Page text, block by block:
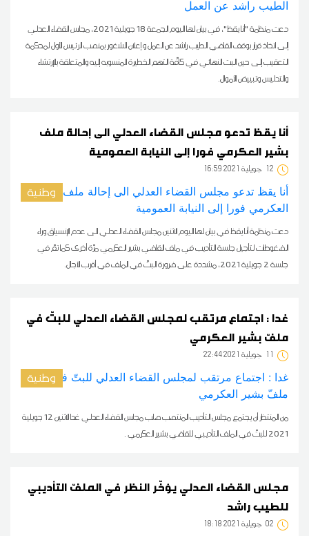
دعت منظمة "أنا يقظ"، في بيان لها اليوم الجمعة 18 جويلية 2021، مجلس القضاء العدلي
إلى اتخاذ قرار بوقف القاضي الطيب راشد عن العمل و إعلان الشغور بمنصب الرئيس الأول لمحكمة
التعقيب إلى حين البت النهائي في كافّة التهم الخطيرة المنسوبه إليه والمتعلقة بالإرتشاء
والتدليس وتبييض الأموال.
أنا يقظ تدعو مجلس القضاء العدلي الى إحالة ملف
بشير العكرمي فورا إلى النيابة العمومية
12 16:59 2021 جويلية
وطنية
دعت منظمة أنا يقظ في بيان لها اليوم الاثنين مجلس القضاء العدلي الى عدم الإنسياق وراء
الضغوطات لتأجيل جلسة التأديب في ملف القاضي بشير العكرمي مرّة أخرى كما تمّ في
جلسة 2 جويلية 2021، مشددة على ضرورة البتّ في الملف في أقرب الآجال.
غدا : اجتماع مرتقب لمجلس القضاء العدلي للبتّ في
ملفّ بشير العكرمي
11 22:44 2021 جويلية
وطنية
من المنتظر أن يجتمع مجلس التأديب المنتصب صلب مجلس القضاء العدلي غدا الاثنين 12 جويلية
2021 للبتّ في الملف التأديبي للقاضي بشير العكرمي .
مجلس القضاء العدلي يؤخّر النظر في الملفّ التأديبي
للطيب راشد
02 18:18 2021 جويلية